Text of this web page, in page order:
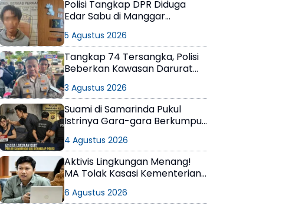
Polisi Tangkap DPR Diduga
Edar Sabu di Manggar
5 Agustus 2026
Tangkap 74 Tersangka, Polisi
Beberkan Kawasan Darurat
3 Agustus 2026
Suami di Samarinda Pukul
Istrinya Gara-gara Berkumpul
4 Agustus 2026
Aktivis Lingkungan Menang!
MA Tolak Kasasi Kementerian
KPC Dinyatakan Informasi
6 Agustus 2026